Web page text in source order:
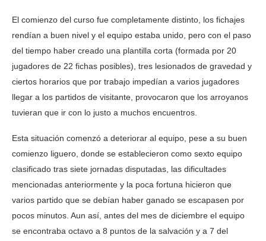
El comienzo del curso fue completamente distinto, los fichajes
rendían a buen nivel y el equipo estaba unido, pero con el paso
del tiempo haber creado una plantilla corta (formada por 20
jugadores de 22 fichas posibles), tres lesionados de gravedad y
ciertos horarios que por trabajo impedían a varios jugadores
llegar a los partidos de visitante, provocaron que los arroyanos
tuvieran que ir con lo justo a muchos encuentros.
Esta situación comenzó a deteriorar al equipo, pese a su buen
comienzo liguero, donde se establecieron como sexto equipo
clasificado tras siete jornadas disputadas, las dificultades
mencionadas anteriormente y la poca fortuna hicieron que
varios partido que se debían haber ganado se escapasen por
pocos minutos. Aun así, antes del mes de diciembre el equipo
se encontraba octavo a 8 puntos de la salvación y a 7 del